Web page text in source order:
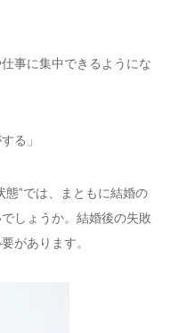
事に集中できるようにな
る」
態”では、まともに結婚の
しょうか。結婚後の失敗
があります。